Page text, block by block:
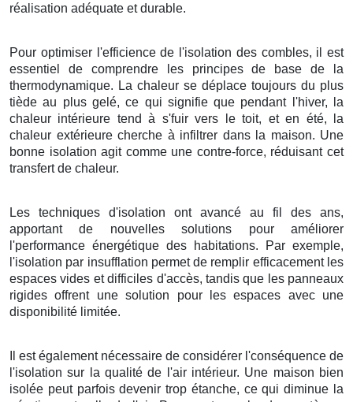
réalisation adéquate et durable.
Pour optimiser l'efficience de l'isolation des combles, il est
essentiel de comprendre les principes de base de la
thermodynamique. La chaleur se déplace toujours du plus
tiède au plus gelé, ce qui signifie que pendant l'hiver, la
chaleur intérieure tend à s'fuir vers le toit, et en été, la
chaleur extérieure cherche à infiltrer dans la maison. Une
bonne isolation agit comme une contre-force, réduisant cet
transfert de chaleur.
Les techniques d'isolation ont avancé au fil des ans,
apportant de nouvelles solutions pour améliorer
l'performance énergétique des habitations. Par exemple,
l'isolation par insufflation permet de remplir efficacement les
espaces vides et difficiles d'accès, tandis que les panneaux
rigides offrent une solution pour les espaces avec une
disponibilité limitée.
Il est également nécessaire de considérer l'conséquence de
l'isolation sur la qualité de l'air intérieur. Une maison bien
isolée peut parfois devenir trop étanche, ce qui diminue la